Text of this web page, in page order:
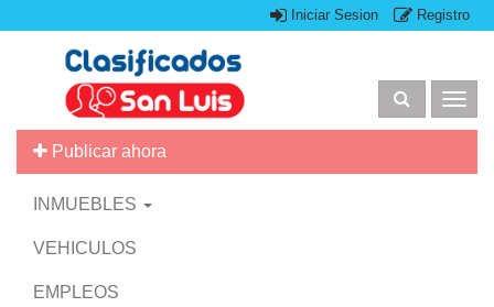
Iniciar Sesion Registro
Publicar ahora
INMUEBLES
VEHICULOS
EMPLEOS